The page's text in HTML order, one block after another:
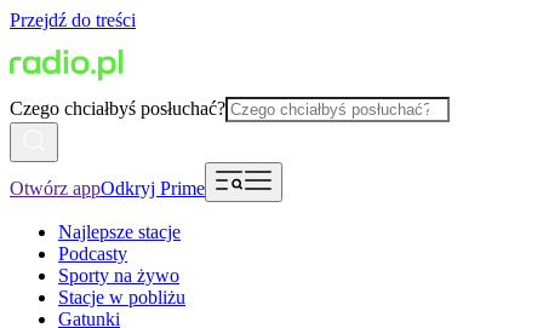
Przejdź do treści
Czego chciałbyś posłuchać?
Otwórz appOdkryj Prime
Najlepsze stacje
Podcasty
Sporty na żywo
Stacje w pobliżu
Gatunki